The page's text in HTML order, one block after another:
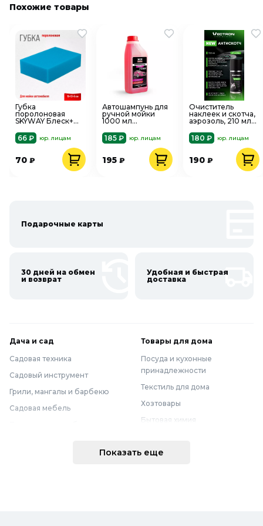
Похожие товары
Губка
поролоновая
SKYWAY Блеск+
66 ₽
юр. лицам
70 ₽
Автошампунь для
ручной мойки
1000 мл
AVK-703
185 ₽ юр. лицам
195 ₽
Очиститель
наклеек и скотча,
аэрозоль, 210 мл
180 ₽
юр. лицам
190 ₽
Подарочные карты
30 дней на обмен
и возврат
Удобная и быстрая
доставка
Дача и сад
Садовая техника
Садовый инструмент
Грили, мангалы и барбекю
Садовая мебель
Товары для дома
Посуда и кухонные
принадлежности
Текстиль для дома
Хозтовары
Бытовая химия
Мебель
Показать еще